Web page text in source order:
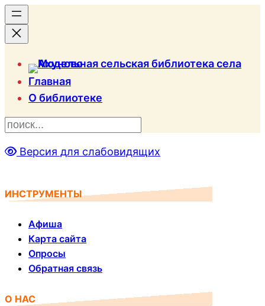
Главная
О библиотеке
П
и
к
Версия для слабовидящих
ИНСТРУМЕНТЫ
Афиша
Карта сайта
Опросы
Обратная связь
О НАС